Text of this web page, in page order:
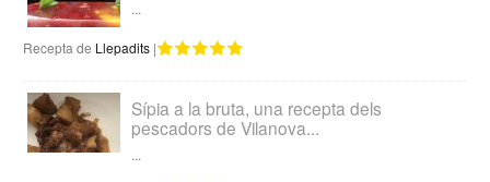
...
Recepta de Llepadits |
Sípia a la bruta, una recepta dels
pescadors de Vilanova...
...